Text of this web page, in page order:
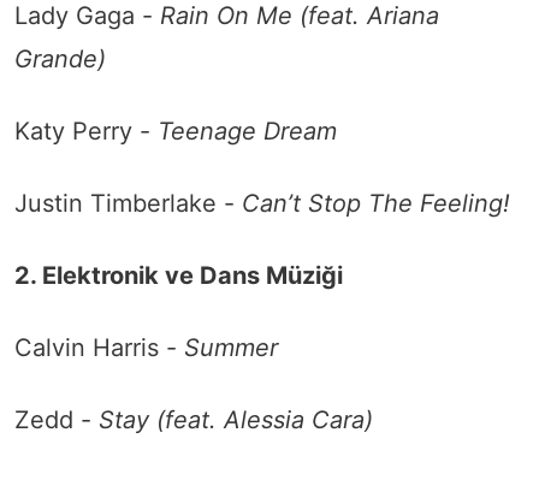
Lady Gaga - Rain On Me (feat. Ariana
Grande)
Katy Perry - Teenage Dream
Justin Timberlake - Can’t Stop The Feeling!
2. Elektronik ve Dans Müziği
Calvin Harris - Summer
Zedd - Stay (feat. Alessia Cara)